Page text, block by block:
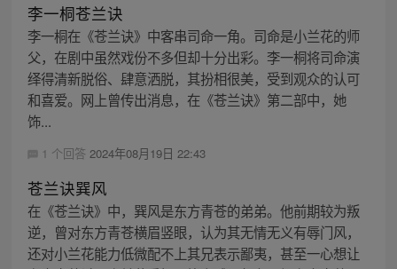
李一桐苍兰诀
李一桐在《苍兰诀》中客串司命一角。司命是小兰花的师
父，在剧中虽然戏份不多但却十分出彩。李一桐将司命演
绎得清新脱俗、肆意洒脱，其扮相很美，受到观众的认可
和喜爱。网上曾传出消息，在《苍兰诀》第二部中，她
饰...
1 个回答 2024年08月19日 22:43
苍兰诀巽风
在《苍兰诀》中，巽风是东方青苍的弟弟。他前期较为叛
逆，曾对东方青苍横眉竖眼，认为其无情无义有辱门风，
还对小兰花能力低微配不上其兄表示鄙夷，甚至一心想让